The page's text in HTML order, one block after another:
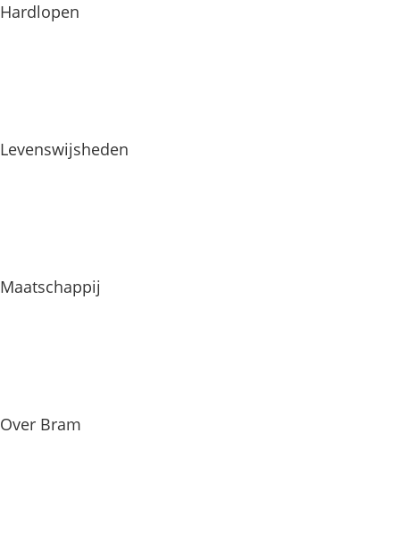
Hardlopen
Levenswijsheden
Maatschappij
Over Bram